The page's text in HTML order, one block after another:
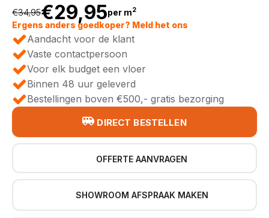
€34,95
Oorspronkelijke
prijs
was:
€34,95.
€29,95
Huidige
prijs
is:
€29,95.
per m2
Ergens anders goedkoper? Meld het ons
Aandacht voor de klant
Vaste contactpersoon
Voor elk budget een vloer
Binnen 48 uur geleverd
Bestellingen boven €500,- gratis bezorging
DIRECT BESTELLEN
OFFERTE AANVRAGEN
SHOWROOM AFSPRAAK MAKEN